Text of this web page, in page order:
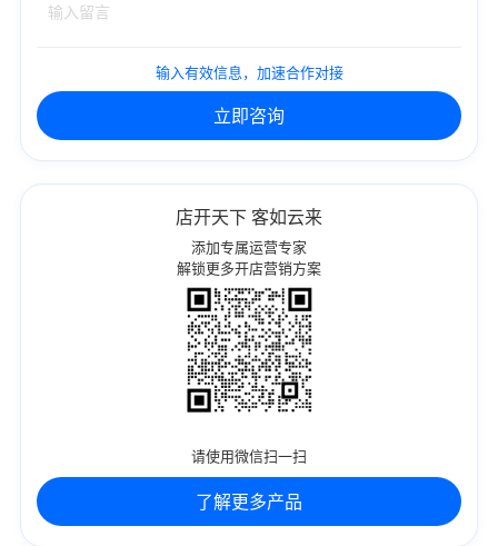
输入有效信息，加速合作对接
立即咨询
店开天下 客如云来
添加专属运营专家
解锁更多开店营销方案
请使用微信扫一扫
了解更多产品